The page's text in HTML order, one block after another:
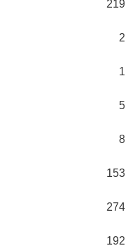
219
2
1
5
8
153
274
192